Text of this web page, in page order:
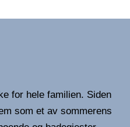
for hele familien. Siden
som et av sommerens